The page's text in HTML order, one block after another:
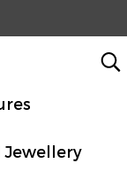
Jewellery